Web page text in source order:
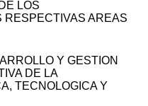
LOS
RESPECTIVAS AREAS
Y GESTION
DE LA
TECNOLOGICA Y